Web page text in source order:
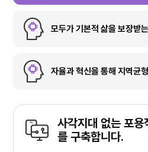
모두가 기본적 삶을 보장받
자율과 혁신을 통해 지역균
사각지대 없는 포용
를 구축합니다.